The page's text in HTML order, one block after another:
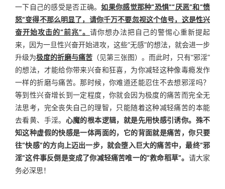
一下自己的感受是否正确。如果你感觉那种“恐惧”“厌恶”和“愤
怒”变得不那么明显了，请你千万不要忽视这个信号，这是性兴
奋开始攻击的“前兆”。 请你想办法把自己的警惕心重新提起
来，因为一旦性兴奋开始进攻，这些“无感”的想法，就会进一步
升级为极度的折磨与痛苦 （见第三张图）。而此时，只有“邪淫”
的想法，才能给你带来兴奋和狂喜，为你减轻这种像毒瘾发作
一样的折磨与痛苦。那时候，你难道还能忍住不去想邪淫吗？
等到性兴奋增长到一定程度，你就会因为极度的痛苦而完全无
法思考，完全丧失自己的理智，只能随着这种减轻痛苦的本能
去看黄、手淫。 心魔的根本逻辑，就是先用快感引诱你。殊不
知这种虚假的快感是一体两面的，它的背面就是痛苦，你只要
往“快感”的方向上迈出一步，就会堕入巨大的痛苦中，最终“邪
淫”这件事反倒是变成了你减轻痛苦唯一的“救命稻草”。 请大家
务必深思！